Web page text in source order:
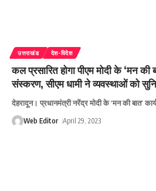
उत्तराखंड देश-विदेश
कल प्रसारित होगा पीएम मोदी के ‘मन की
संस्करण, सीएम धामी ने व्यवस्थाओं को
देहरादून। प्रधानमंत्री नरेंद्र मोदी के ‘मन की बात’
Web Editor April 29, 2023